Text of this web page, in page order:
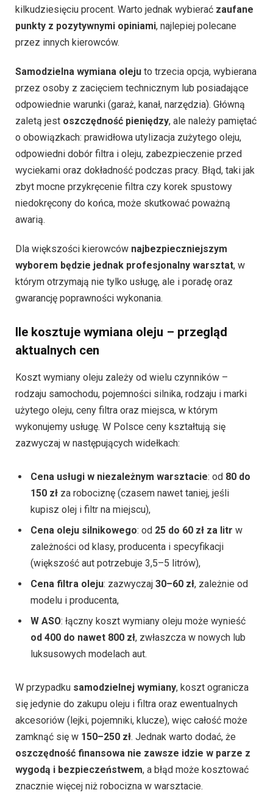
kilkudziesięciu procent. Warto jednak wybierać zaufane
punkty z pozytywnymi opiniami, najlepiej polecane
przez innych kierowców.
Samodzielna wymiana oleju to trzecia opcja, wybierana
przez osoby z zacięciem technicznym lub posiadające
odpowiednie warunki (garaż, kanał, narzędzia). Główną
zaletą jest oszczędność pieniędzy, ale należy pamiętać
o obowiązkach: prawidłowa utylizacja zużytego oleju,
odpowiedni dobór filtra i oleju, zabezpieczenie przed
wyciekami oraz dokładność podczas pracy. Błąd, taki jak
zbyt mocne przykręcenie filtra czy korek spustowy
niedokręcony do końca, może skutkować poważną
awarią.
Dla większości kierowców najbezpieczniejszym
wyborem będzie jednak profesjonalny warsztat, w
którym otrzymają nie tylko usługę, ale i poradę oraz
gwarancję poprawności wykonania.
Ile kosztuje wymiana oleju – przegląd
aktualnych cen
Koszt wymiany oleju zależy od wielu czynników –
rodzaju samochodu, pojemności silnika, rodzaju i marki
użytego oleju, ceny filtra oraz miejsca, w którym
wykonujemy usługę. W Polsce ceny kształtują się
zazwyczaj w następujących widełkach:
Cena usługi w niezależnym warsztacie: od 80 do
150 zł za robociznę (czasem nawet taniej, jeśli
kupisz olej i filtr na miejscu),
Cena oleju silnikowego: od 25 do 60 zł za litr w
zależności od klasy, producenta i specyfikacji
(większość aut potrzebuje 3,5–5 litrów),
Cena filtra oleju: zazwyczaj 30–60 zł, zależnie od
modelu i producenta,
W ASO: łączny koszt wymiany oleju może wynieść
od 400 do nawet 800 zł, zwłaszcza w nowych lub
luksusowych modelach aut.
W przypadku samodzielnej wymiany, koszt ogranicza
się jedynie do zakupu oleju i filtra oraz ewentualnych
akcesoriów (lejki, pojemniki, klucze), więc całość może
zamknąć się w 150–250 zł. Jednak warto dodać, że
oszczędność finansowa nie zawsze idzie w parze z
wygodą i bezpieczeństwem, a błąd może kosztować
znacznie więcej niż robocizna w warsztacie.